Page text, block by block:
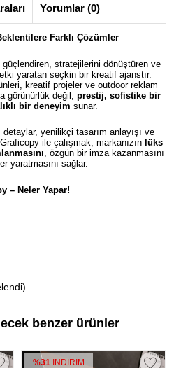
Yorumlar (0)
Farklı Çözümler
güçlendiren, stratejilerini dönüştüren ve
yaratan seçkin bir kreatif ajanstır.
kreatif projeler ve outdoor reklam
görünürlük değil; prestij, sofistike bir
bir deneyim sunar.
yenilikçi tasarım anlayışı ve
ile çalışmak, markanızın lüks
, özgün bir imza kazanmasını
yaratmasını sağlar.
– Neler Yapar!
benzer ürünler
%31 İNDİRİM